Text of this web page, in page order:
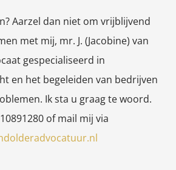
Aarzel dan niet om vrijblijvend
met mij, mr. J. (Jacobine) van
gespecialiseerd in
en het begeleiden van bedrijven
Ik sta u graag te woord.
of mail mij via